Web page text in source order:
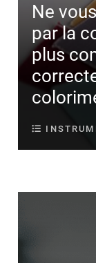
Ne
par la
plus